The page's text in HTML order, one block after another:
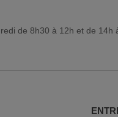
de 8h30 à 12h et de 14h